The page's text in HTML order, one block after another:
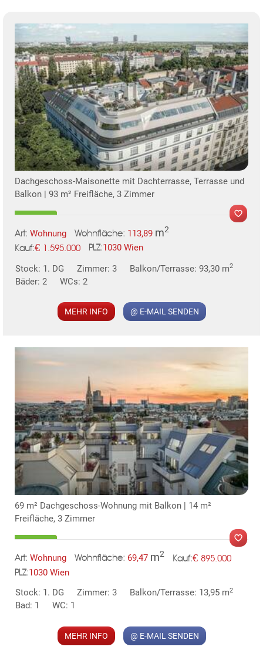
TE
KLIS
MER
Dachgeschoss-Maisonette mit Dachterrasse, Terrasse und
Balkon | 93 m² Freifläche, 3 Zimmer
MER
Art: Wohnung Wohnfläche: 113,89 m2
Kauf:€ 1.595.000 PLZ:1030 Wien
Stock: 1. DG
Zimmer: 3 Balkon/Terrasse: 93,30 m2
Bäder: 2 WCs: 2
MEHR INFO @ E-MAIL SENDEN
69 m² Dachgeschoss-Wohnung mit Balkon | 14 m²
Freifläche, 3 Zimmer
Art: Wohnung Wohnfläche: 69,47 m2 Kauf:€ 895.000
PLZ:1030 Wien
Stock: 1. DG
Zimmer: 3 Balkon/Terrasse: 13,95 m2
Bad: 1 WC: 1
MEHR INFO @ E-MAIL SENDEN